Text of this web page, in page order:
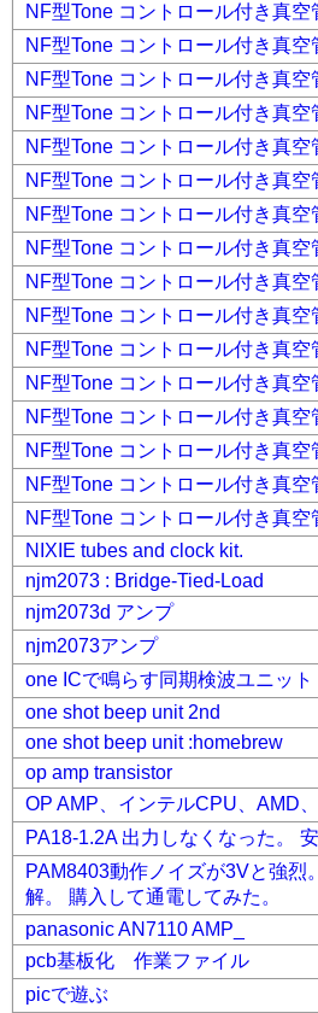
NF型Tone コントロール付き真
NF型Tone コントロール付き真
NF型Tone コントロール付き真
NF型Tone コントロール付き真
NF型Tone コントロール付き真
NF型Tone コントロール付き真
NF型Tone コントロール付き真
NF型Tone コントロール付き真
NF型Tone コントロール付き真
NF型Tone コントロール付き真
NF型Tone コントロール付き真
NF型Tone コントロール付き真
NF型Tone コントロール付き真
NF型Tone コントロール付き真
NF型Tone コントロール付き真
NF型Tone コントロール付き真
NIXIE tubes and clock kit.
njm2073 : Bridge-Tied-Load
njm2073d アンプ
njm2073アンプ
one ICで鳴らす同期検波ユニット
one shot beep unit 2nd
one shot beep unit :homebrew
op amp transistor
OP AMP、インテルCPU、AMD
PA18-1.2A 出力しなくなった。
PAM8403動作ノイズが3Vと強烈
解。 購入して通電してみた。
panasonic AN7110 AMP_
pcb基板化 作業ファイル
picで遊ぶ